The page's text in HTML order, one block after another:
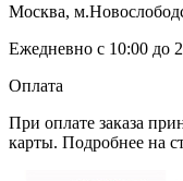
Москва,
Ежедневно с 10:00 до
Оплата
При оплате заказа
карты. Подробнее на